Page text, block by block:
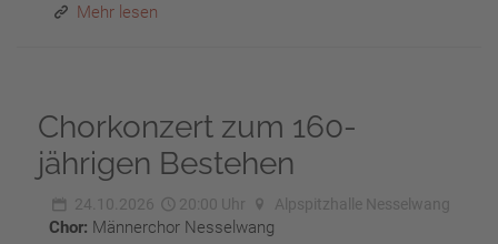
Mehr lesen
Chorkonzert zum 160-
jährigen Bestehen
24.10.2026 20:00 Uhr Alpspitzhalle Nesselwang
Chor: Männerchor Nesselwang